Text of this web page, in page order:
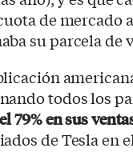
de mercado
su parcela de
todos los
79% en sus
de Tesla en